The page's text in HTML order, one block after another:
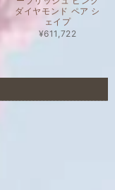
ダイヤモンド ペア シ
ェイプ
¥611,722